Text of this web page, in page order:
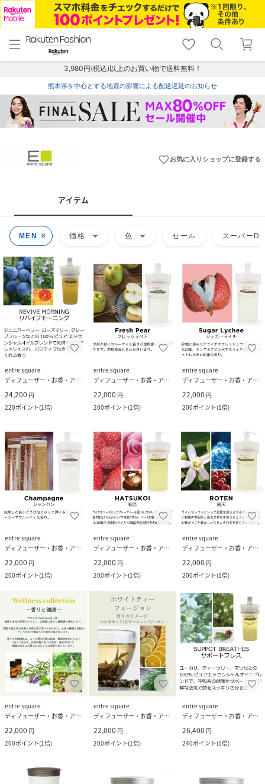
menu home
トップ
shopping_cart lock_outline
ログイン
3,980円(税込)以上のお買い物で送料無料！
熊本県を中心とする地震の影響による配送遅延のお知らせ
favorite_borderお気に入りショップに登録する
アイテム
MEN 価格 arrow_drop_down 色 arrow_drop_down セール スーパー
entre square
ディフューザー・お香・アロマオイル・キャンドル
24,200 円
220ポイント(1倍)
entre square
ディフューザー・お香・アロマオイル・キャンドル
22,000 円
200ポイント(1倍)
entre square
ディフューザー・お香・アロマオイル・キャンドル
22,000 円
200ポイント(1倍)
entre square
ディフューザー・お香・アロマオイル・キャンドル
22,000 円
200ポイント(1倍)
entre square
ディフューザー・お香・アロマオイル・キャンドル
22,000 円
200ポイント(1倍)
entre square
ディフューザー・お香・アロマオイル・キャンドル
22,000 円
200ポイント(1倍)
entre square
ディフューザー・お香・アロマオイル・キャンドル
22,000 円
200ポイント(1倍)
entre square
ディフューザー・お香・アロマオイル・キャンドル
22,000 円
200ポイント(1倍)
entre square
ディフューザー・お香・アロマオイル・キャンドル
26,400 円
240ポイント(1倍)